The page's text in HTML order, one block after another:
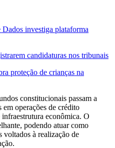
investiga plataforma
candidaturas nos tribunais
proteção de crianças na
constitucionais passam a
operações de crédito
infraestrutura econômica. O
podendo atuar como
voltados à realização de